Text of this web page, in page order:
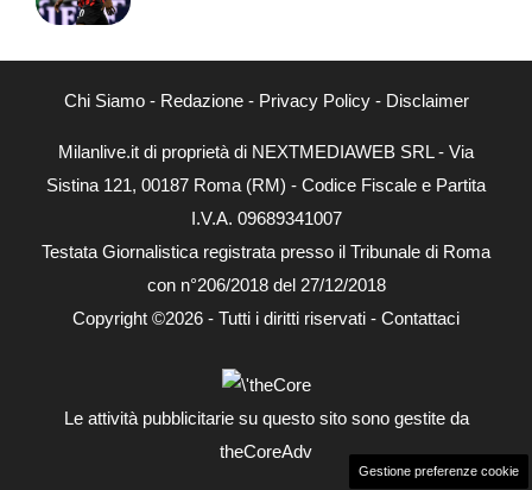
Chi Siamo- Redazione- Privacy Policy- Disclaimer
Milanlive.it di proprietà di NEXTMEDIAWEB SRL - Via
Sistina 121, 00187 Roma (RM) - Codice Fiscale e Partita
I.V.A. 09689341007
Testata Giornalistica registrata presso il Tribunale di Roma
con n°206/2018 del 27/12/2018
Copyright ©2026 - Tutti i diritti riservati - Contattaci
Le attività pubblicitarie su questo sito sono gestite da
theCoreAdv
Gestione preferenze cookie